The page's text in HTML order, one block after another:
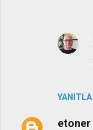
YANITLA
etoner